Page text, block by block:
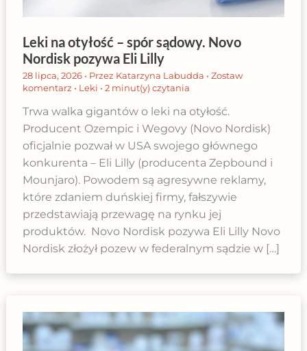
Leki na otyłość – spór sądowy. Novo
Nordisk pozywa Eli Lilly
28 lipca, 2026 • Przez Katarzyna Labudda • Zostaw
komentarz • Leki • 2 minut(y) czytania
Trwa walka gigantów o leki na otyłość.
Producent Ozempic i Wegovy (Novo Nordisk)
oficjalnie pozwał w USA swojego głównego
konkurenta – Eli Lilly (producenta Zepbound i
Mounjaro). Powodem są agresywne reklamy,
które zdaniem duńskiej firmy, fałszywie
przedstawiają przewagę na rynku jej
produktów. Novo Nordisk pozywa Eli Lilly Novo
Nordisk złożył pozew w federalnym sądzie w […]